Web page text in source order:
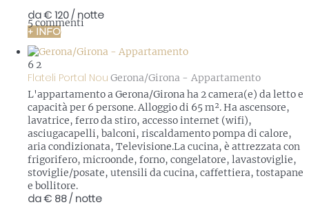
5 commenti
da€ 120/ notte
+ INFO
6 2
Flateli Portal Nou Gerona/Girona - Appartamento
L'appartamento a Gerona/Girona ha 2 camera(e) da letto e
capacità per 6 persone. Alloggio di 65 m². Ha ascensore,
lavatrice, ferro da stiro, accesso internet (wifi),
asciugacapelli, balconi, riscaldamento pompa di calore,
aria condizionata, Televisione.La cucina, è attrezzata con
frigorifero, microonde, forno, congelatore, lavastoviglie,
stoviglie/posate, utensili da cucina, caffettiera, tostapane
e bollitore.
da€ 88/ notte